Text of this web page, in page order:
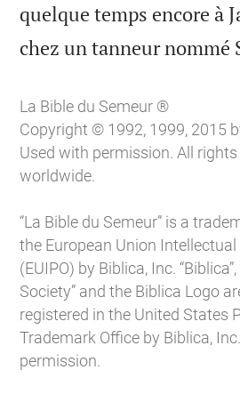
quelque temps encore à
chez un tanneur nommé
La Bible du Semeur ®
Copyright © 1992, 1999, 2015
Used with permission. All rights
worldwide.
“La Bible du Semeur” is a
the European Union
(EUIPO) by Biblica, Inc.
Society” and the Biblica Logo
registered in the United States
Trademark Office by Biblica,
permission.